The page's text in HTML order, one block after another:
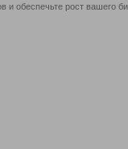
и обеспечьте рост вашего